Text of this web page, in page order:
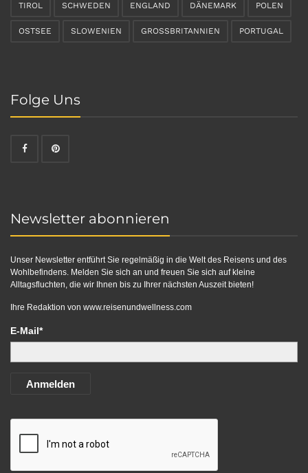
TIROL SCHWEDEN ENGLAND DÄNEMARK POLEN
OSTSEE SLOWENIEN GROSSBRITANNIEN PORTUGAL
Folge Uns
Newsletter abonnieren
Unser Newsletter entführt Sie regelmäßig in die Welt des Reisens und des
Wohlbefindens. Melden Sie sich an und freuen Sie sich auf kleine
Alltagsfluchten, die wir Ihnen bis zu Ihrer nächsten Auszeit bieten!
Ihre Redaktion von www.reisenundwellness.com
E-Mail*
Anmelden